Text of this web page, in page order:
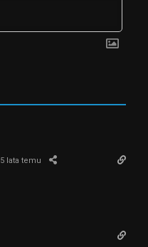
5 lata temu